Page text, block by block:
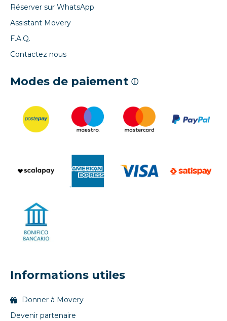
Réserver sur WhatsApp
Assistant Movery
F.A.Q.
Contactez nous
Modes de paiement ⓘ
Informations utiles
Donner à Movery
Devenir partenaire